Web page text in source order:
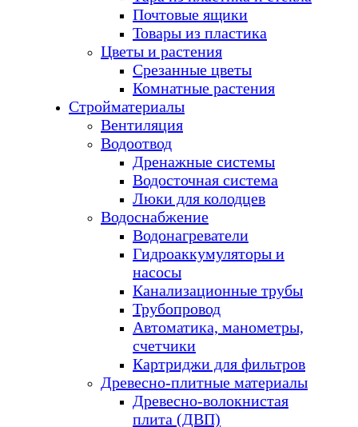
Почтовые ящики
Товары из пластика
Цветы и растения
Срезанные цветы
Комнатные растения
Стройматериалы
Вентиляция
Водоотвод
Дренажные системы
Водосточная система
Люки для колодцев
Водоснабжение
Водонагреватели
Гидроаккумуляторы и
насосы
Канализационные трубы
Трубопровод
Автоматика, манометры,
счетчики
Картриджи для фильтров
Древесно-плитные материалы
Древесно-волокнистая
плита (ДВП)